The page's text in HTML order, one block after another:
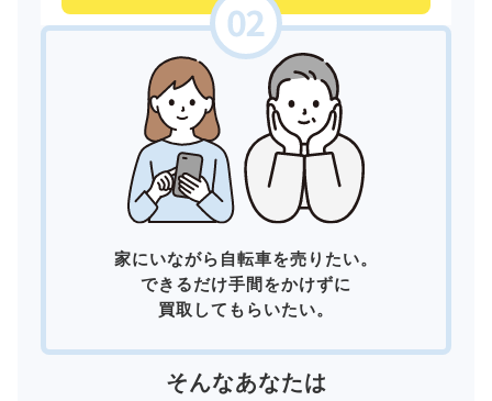
家にいながら自転車を売りたい。
できるだけ手間をかけずに
買取してもらいたい。
そんなあなたは